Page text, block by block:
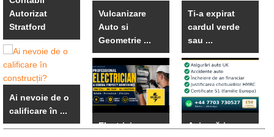
Autorizat
Stratford
Ai nevoie de o
calificare în ...
Vulcanizare
Auto si
Geometrie ...
Electrician
Ti-a expirat
cardul verde
sau ...
Asigurări